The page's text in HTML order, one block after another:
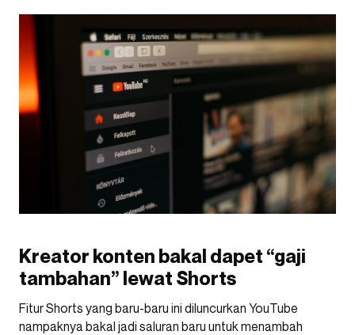
Kreator konten bakal dapet “gaji
tambahan” lewat Shorts
Fitur Shorts yang baru-baru ini diluncurkan YouTube
nampaknya bakal jadi saluran baru untuk menambah